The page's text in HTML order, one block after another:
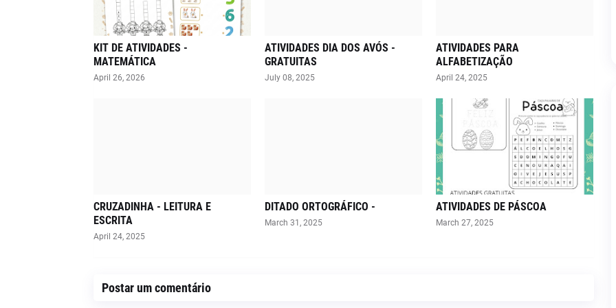
KIT DE ATIVIDADES -
MATEMÁTICA
April 26, 2026
ATIVIDADES DIA DOS AVÓS -
GRATUITAS
July 08, 2025
ATIVIDADES PARA
ALFABETIZAÇÃO
April 24, 2025
CRUZADINHA - LEITURA E
ESCRITA
April 24, 2025
DITADO ORTOGRÁFICO -
March 31, 2025
ATIVIDADES DE PÁSCOA
March 27, 2025
Postar um comentário